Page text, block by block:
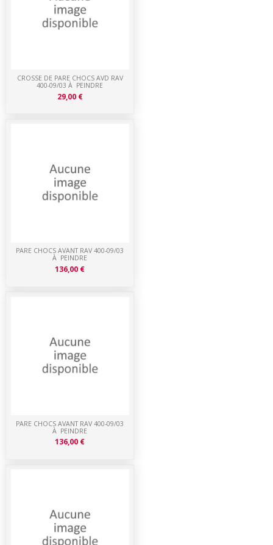
PARE CHOCS AVANT RAV 400-09/03
À PEINDRE
136,00 €
PARE CHOCS AVANT RAV 400-09/03
À PEINDRE
136,00 €
CROSSE DE PARE CHOCS AVD RAV
400-09/03 À PEINDRE
29,00 €